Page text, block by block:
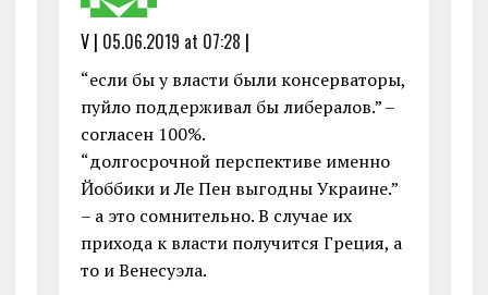
V | 05.06.2019 at 07:28 |
“если бы у власти были консерваторы,
пуйло поддерживал бы либералов.” –
согласен 100%.
“долгосрочной перспективе именно
Йоббики и Ле Пен выгодны Украине.”
– а это сомнительно. В случае их
прихода к власти получится Греция, а
то и Венесуэла.